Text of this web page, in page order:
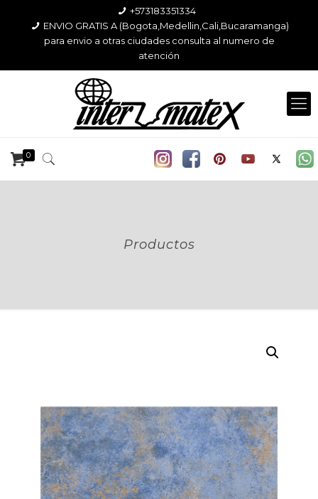
+573183351334
ENVIO GRATIS A (Bogota,Medellin,Cali,Bucaramanga)
para envio a otras ciudades consulta al numero de
atención
0
Productos